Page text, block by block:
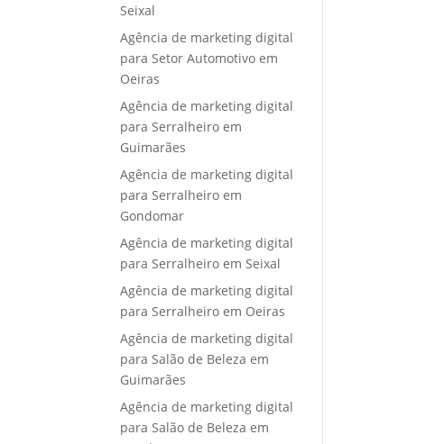
Seixal
Agência de marketing digital
para Setor Automotivo em
Oeiras
Agência de marketing digital
para Serralheiro em
Guimarães
Agência de marketing digital
para Serralheiro em
Gondomar
Agência de marketing digital
para Serralheiro em Seixal
Agência de marketing digital
para Serralheiro em Oeiras
Agência de marketing digital
para Salão de Beleza em
Guimarães
Agência de marketing digital
para Salão de Beleza em